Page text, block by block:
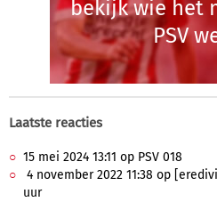
bekijk wie het
PSV
Laatste reacties
15 mei 2024 13:11 op PSV 018
4 november 2022 11:38 op
uur